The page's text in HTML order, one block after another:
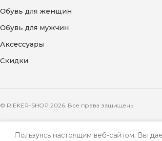
Обувь для женщин
Обувь для мужчин
Аксессуары
Скидки
© RIEKER-SHOP 2026. Все права защищены
Пользуясь настоящим веб-сайтом, Вы